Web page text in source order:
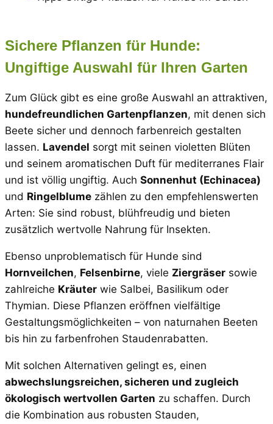
Sichere Pflanzen für Hunde:
Ungiftige Auswahl für Ihren Garten
Zum Glück gibt es eine große Auswahl an attraktiven,
hundefreundlichen Gartenpflanzen, mit denen sich
Beete sicher und dennoch farbenreich gestalten
lassen. Lavendel sorgt mit seinen violetten Blüten
und seinem aromatischen Duft für mediterranes Flair
und ist völlig ungiftig. Auch Sonnenhut (Echinacea)
und Ringelblume zählen zu den empfehlenswerten
Arten: Sie sind robust, blühfreudig und bieten
zusätzlich wertvolle Nahrung für Insekten.
Ebenso unproblematisch für Hunde sind
Hornveilchen, Felsenbirne, viele Ziergräser sowie
zahlreiche Kräuter wie Salbei, Basilikum oder
Thymian. Diese Pflanzen eröffnen vielfältige
Gestaltungsmöglichkeiten – von naturnahen Beeten
bis hin zu farbenfrohen Staudenrabatten.
Mit solchen Alternativen gelingt es, einen
abwechslungsreichen, sicheren und zugleich
ökologisch wertvollen Garten zu schaffen. Durch
die Kombination aus robusten Stauden,